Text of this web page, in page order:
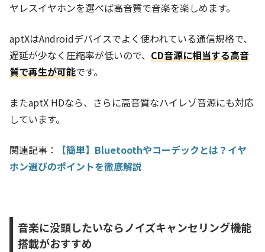
ヤレスイヤホンを選べば高音質で音楽を楽しめます。
aptXはAndroidデバイスでよく使われている通信規格で、
遅延が少なく圧縮率が低いので、 CD音源に相当する高音
質で再生が可能です。
またaptX HDなら、さらに高音質なハイレゾ音源にも対応
しています。
関連記事：
【簡単】Bluetoothやコーデックとは？イヤ
ホン選びのポイントを徹底解説
音楽に没頭したいならノイズキャンセリング機能
搭載がおすすめ